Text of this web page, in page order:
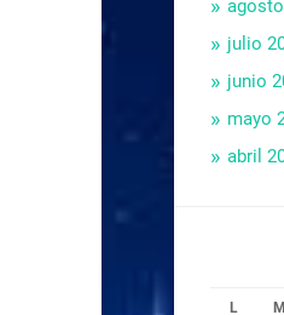
julio
junio
mayo
abril
L M